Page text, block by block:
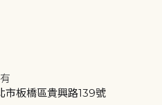
市板橋區貴興路139號